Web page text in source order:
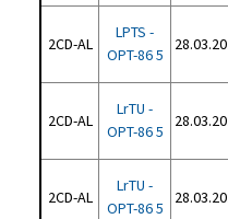
2CD-AL
LPTS -
OPT-86 5
2CD-AL
LrTU -
OPT-86 5
2CD-AL
LrTU -
OPT-86 5